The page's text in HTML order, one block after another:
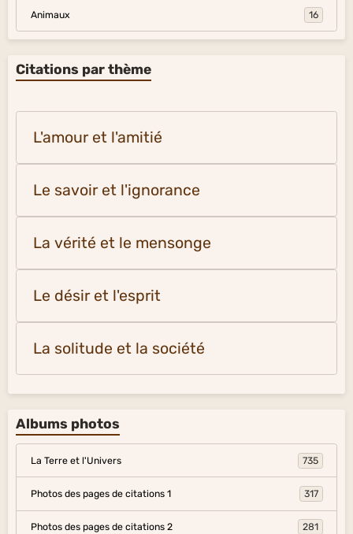
Animaux 16
Citations par thème
L'amour et l'amitié
Le savoir et l'ignorance
La vérité et le mensonge
Le désir et l'esprit
La solitude et la société
Albums photos
La Terre et l'Univers 735
Photos des pages de citations 1 317
Photos des pages de citations 2 281